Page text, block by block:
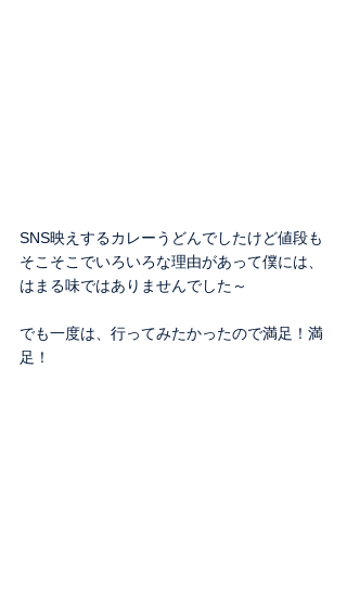
SNS映えするカレーうどんでしたけど値段も
そこそこでいろいろな理由があって僕には、
はまる味ではありませんでした～
でも一度は、行ってみたかったので満足！満
足！